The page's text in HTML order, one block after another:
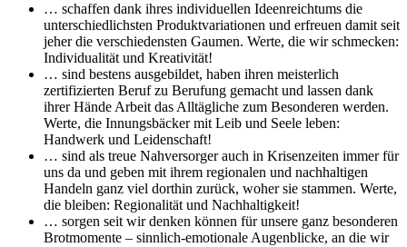
… schaffen dank ihres individuellen Ideenreichtums die
unterschiedlichsten Produktvariationen und erfreuen damit seit
jeher die verschiedensten Gaumen. Werte, die wir schmecken:
Individualität und Kreativität!
… sind bestens ausgebildet, haben ihren meisterlich
zertifizierten Beruf zu Berufung gemacht und lassen dank
ihrer Hände Arbeit das Alltägliche zum Besonderen werden.
Werte, die Innungsbäcker mit Leib und Seele leben:
Handwerk und Leidenschaft!
… sind als treue Nahversorger auch in Krisenzeiten immer für
uns da und geben mit ihrem regionalen und nachhaltigen
Handeln ganz viel dorthin zurück, woher sie stammen. Werte,
die bleiben: Regionalität und Nachhaltigkeit!
… sorgen seit wir denken können für unsere ganz besonderen
Brotmomente – sinnlich-emotionale Augenblicke, an die wir